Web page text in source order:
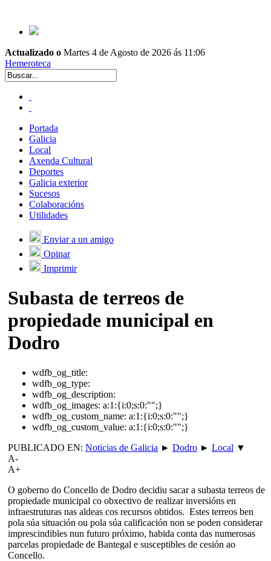
Actualizado o Martes 4 de Agosto de 2026 ás 11:06
Hemeroteca
Portada
Galicia
Local
Axenda Cultural
Deportes
Galicia exterior
Sucesos
Colaboracións
Utilidades
Enviar a un amigo
Opinar
Imprimir
Subasta de terreos de
propiedade municipal en
Dodro
wdfb_og_title:
wdfb_og_type:
wdfb_og_description:
wdfb_og_images: a:1:{i:0;s:0:"";}
wdfb_og_custom_name: a:1:{i:0;s:0:"";}
wdfb_og_custom_value: a:1:{i:0;s:0:"";}
PUBLICADO EN: Noticias de Galicia ► Dodro ► Local ▼
A-
A+
O goberno do Concello de Dodro decidiu sacar a subasta terreos de
propiedade municipal co obxectivo de realizar inversións en
infraestruturas nas aldeas cos recursos obtidos. Estes terreos ben
pola súa situación ou pola súa calificación non se poden considerar
imprescindibles nun futuro próximo, habida conta das numerosas
parcelas propiedade de Bantegal e susceptibles de cesión ao
Concello.